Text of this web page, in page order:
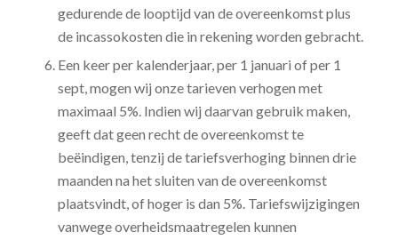
gedurende de looptijd van de overeenkomst plus
de incassokosten die in rekening worden gebracht.
Een keer per kalenderjaar, per 1 januari of per 1
sept, mogen wij onze tarieven verhogen met
maximaal 5%. Indien wij daarvan gebruik maken,
geeft dat geen recht de overeenkomst te
beëindigen, tenzij de tariefsverhoging binnen drie
maanden na het sluiten van de overeenkomst
plaatsvindt, of hoger is dan 5%. Tariefswijzigingen
vanwege overheidsmaatregelen kunnen